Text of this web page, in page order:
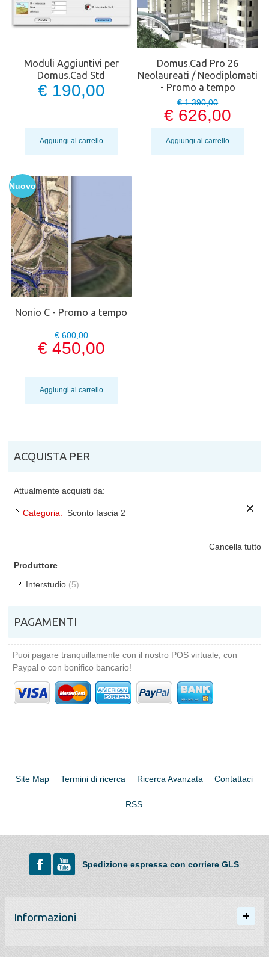
Moduli Aggiuntivi per
Domus.Cad Std
€ 190,00
Aggiungi al carrello
Domus.Cad Pro 26
Neolaureati / Neodiplomati
- Promo a tempo
€ 1.390,00
€ 626,00
Aggiungi al carrello
Nuovo
Nonio C - Promo a tempo
€ 600,00
€ 450,00
Aggiungi al carrello
ACQUISTA PER
Attualmente acquisti da:
Categoria: Sconto fascia 2
Cancella tutto
Produttore
Interstudio (5)
PAGAMENTI
Puoi pagare tranquillamente con il nostro POS virtuale, con
Paypal o con bonifico bancario!
Site Map Termini di ricerca Ricerca Avanzata Contattaci
RSS
Spedizione espressa con corriere GLS
Informazioni